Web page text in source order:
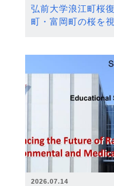
弘前大学浪江町桜
町・富岡町の桜を
2026.07.14